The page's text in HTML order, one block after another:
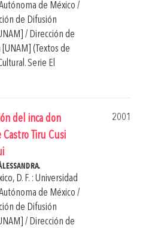
de México /
de Difusión
/ Dirección de
[UNAM] (Textos de
Serie El
del inca don
Castro Tiru Cusi
2001
D. F. : Universidad
de México /
de Difusión
/ Dirección de